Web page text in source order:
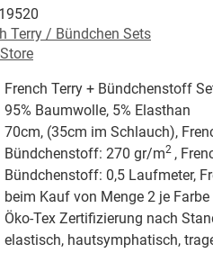
19520
Terry / Bündchen Sets
French Terry + Bündchenstoff
95% Baumwolle, 5% Elasthan
70cm, (35cm im Schlauch),
Bündchenstoff: 270 gr/m2 ,
Bündchenstoff: 0,5 Laufmeter,
beim Kauf von Menge 2 je
Öko-Tex Zertifizierung nach
elastisch, hautsymphatisch,